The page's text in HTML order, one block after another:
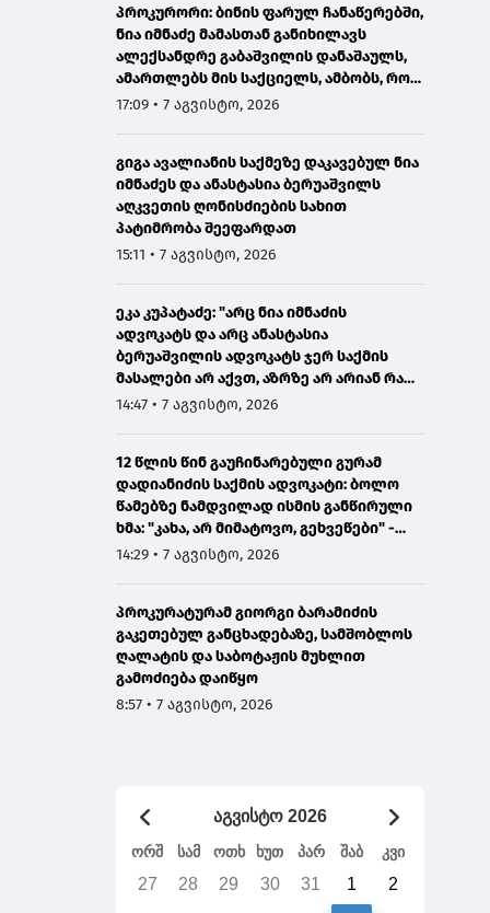
პროკურორი: ბინის ფარულ ჩანაწერებში,
ნია იმნაძე მამასთან განიხილავს
ალექსანდრე გაბაშვილის დანაშაულს,
ამართლებს მის საქციელს, ამბობს, რომ
სხვანაირად ვერ მოიქცეოდა
17:09 • 7 აგვისტო, 2026
გიგა ავალიანის საქმეზე დაკავებულ ნია
იმნაძეს და ანასტასია ბერუაშვილს
აღკვეთის ღონისძიების სახით
პატიმრობა შეეფარდათ
15:11 • 7 აგვისტო, 2026
ეკა კუპატაძე: "არც ნია იმნაძის
ადვოკატს და არც ანასტასია
ბერუაშვილის ადვოკატს ჯერ საქმის
მასალები არ აქვთ, აზრზე არ არიან რა
წერია მასალებში"
14:47 • 7 აგვისტო, 2026
12 წლის წინ გაუჩინარებული გურამ
დადიანიძის საქმის ადვოკატი: ბოლო
წამებზე ნამდვილად ისმის განწირული
ხმა: "კახა, არ მიმატოვო, გეხვეწები" -
ვიდეოს დადებას ვაპირებდით
14:29 • 7 აგვისტო, 2026
პროკურატურამ გიორგი ბარამიძის
გაკეთებულ განცხადებაზე, სამშობლოს
ღალატის და საბოტაჟის მუხლით
გამოძიება დაიწყო
8:57 • 7 აგვისტო, 2026
აგვისტო 2026
ორშ სამ ოთხ ხუთ პარ შაბ კვი
27 28 29 30 31 1 2